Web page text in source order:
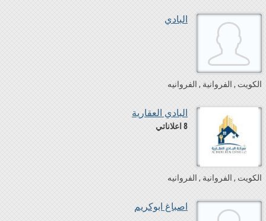
البادي
الكويت الفروانية الفروانيه
البادي العقارية
8 اعلاناتي
الكويت الفروانية الفروانيه
اصباغ ابوكريم